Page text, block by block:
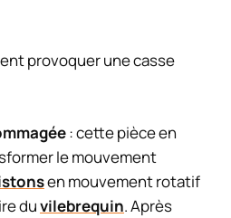
provoquer une casse
: cette pièce en
le mouvement
en mouvement rotatif
duvilebrequin. Après